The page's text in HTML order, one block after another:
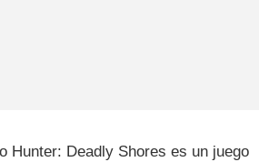
Hunter: Deadly Shores es un juego